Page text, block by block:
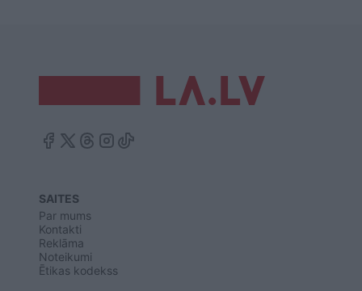
SAITES
Par mums
Kontakti
Reklāma
Noteikumi
Ētikas kodekss